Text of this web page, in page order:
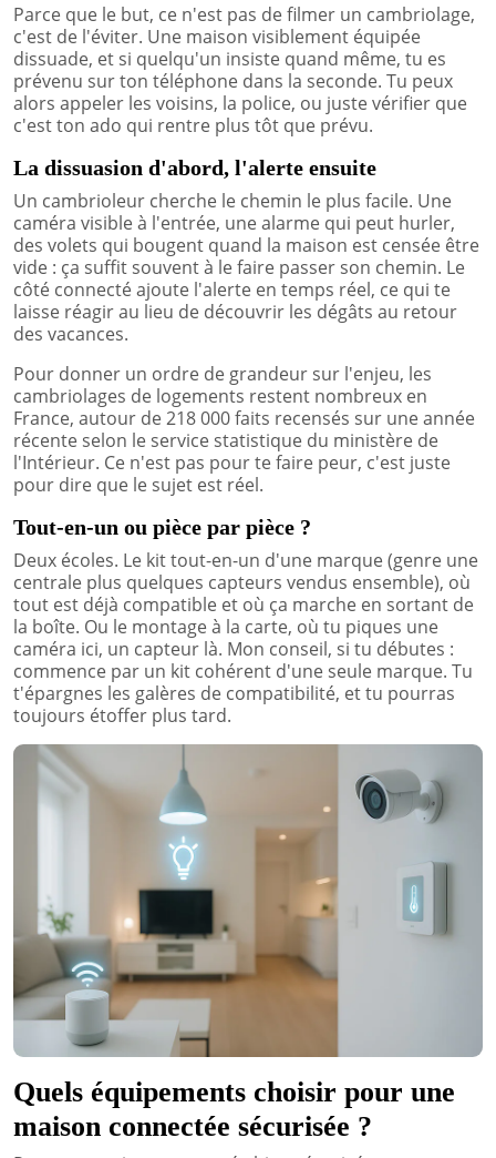
Parce que le but, ce n'est pas de filmer un cambriolage,
c'est de l'éviter. Une maison visiblement équipée
dissuade, et si quelqu'un insiste quand même, tu es
prévenu sur ton téléphone dans la seconde. Tu peux
alors appeler les voisins, la police, ou juste vérifier que
c'est ton ado qui rentre plus tôt que prévu.
La dissuasion d'abord, l'alerte ensuite
Un cambrioleur cherche le chemin le plus facile. Une
caméra visible à l'entrée, une alarme qui peut hurler,
des volets qui bougent quand la maison est censée être
vide : ça suffit souvent à le faire passer son chemin. Le
côté connecté ajoute l'alerte en temps réel, ce qui te
laisse réagir au lieu de découvrir les dégâts au retour
des vacances.
Pour donner un ordre de grandeur sur l'enjeu, les
cambriolages de logements restent nombreux en
France, autour de 218 000 faits recensés sur une année
récente selon le service statistique du ministère de
l'Intérieur. Ce n'est pas pour te faire peur, c'est juste
pour dire que le sujet est réel.
Tout-en-un ou pièce par pièce ?
Deux écoles. Le kit tout-en-un d'une marque (genre une
centrale plus quelques capteurs vendus ensemble), où
tout est déjà compatible et où ça marche en sortant de
la boîte. Ou le montage à la carte, où tu piques une
caméra ici, un capteur là. Mon conseil, si tu débutes :
commence par un kit cohérent d'une seule marque. Tu
t'épargnes les galères de compatibilité, et tu pourras
toujours étoffer plus tard.
Quels équipements choisir pour une
maison connectée sécurisée ?